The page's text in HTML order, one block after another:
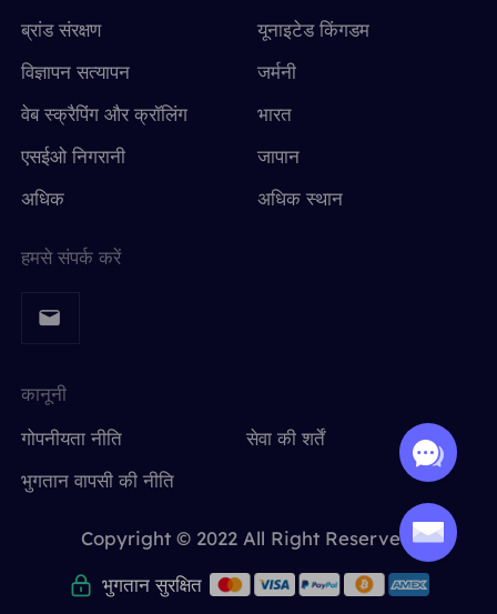
ब्रांड संरक्षण
विज्ञापन सत्यापन
वेब स्क्रैपिंग और क्रॉलिंग
एसईओ निगरानी
अधिक
यूनाइटेड किंगडम
जर्मनी
भारत
जापान
अधिक स्थान
हमसे संपर्क करें
कानूनी
गोपनीयता नीति
सेवा की शर्तें
भुगतान वापसी की नीति
Copyright © 2022 All Right Reserved.
भुगतान सुरक्षित